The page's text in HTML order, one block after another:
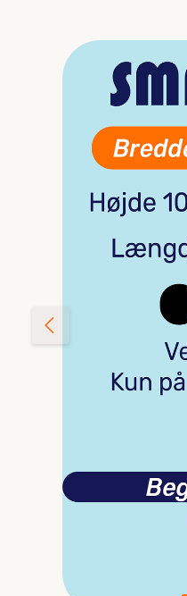
Skip image gallery
Read more